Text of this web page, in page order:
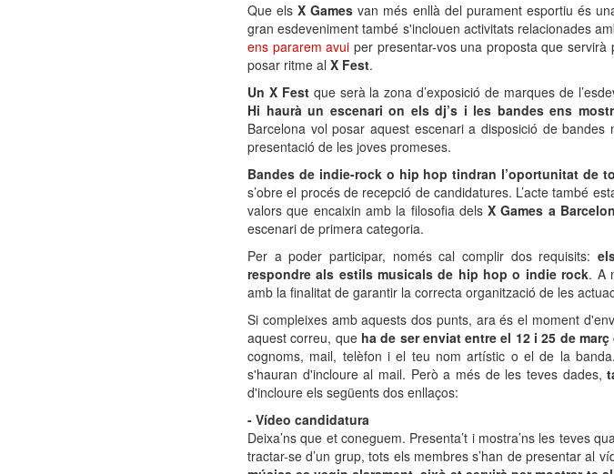
Que els X Games van més enllà del purament esportiu és
gran esdeveniment també s'inclouen activitats relacionades
ens pararem avui per presentar-vos una proposta que servirà
posar ritme al X Fest.
Un X Festque serà la zona d’exposició de marques de
Hi haurà un escenari on els dj’s i les bandes ens
Barcelona vol posar aquest escenari a disposició de
presentació de les joves promeses.
Bandes de indie-rock o hip hop tindran l’oportunitat de
s’obre el procés de recepció de candidatures. L’acte també
valors que encaixin amb la filosofia delsX Games a
escenari de primera categoria.
Per a poder participar, només cal complir dos requisits:
respondre als estils musicals de hip hop o indie rock. A
amb la finalitat de garantir la correcta organització de les
Si compleixes amb aquests dos punts, ara és el moment
aquest correu, que ha de ser enviat entre el 12 i 25 de març
cognoms, mail, telèfon i el teu nom artístic o el de la
s'hauran d'incloure al mail. Però a més de les teves dades,
d'incloure els següents dos enllaços:
- Vídeo candidatura
Deixa’ns que et coneguem. Presenta’t i mostra’ns les teves
tractar-se d’un grup, tots els membres s’han de presentar al